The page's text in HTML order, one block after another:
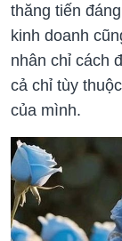
thăng tiến
kinh doanh
nhân chỉ cách
cả chỉ tùy
của mình.